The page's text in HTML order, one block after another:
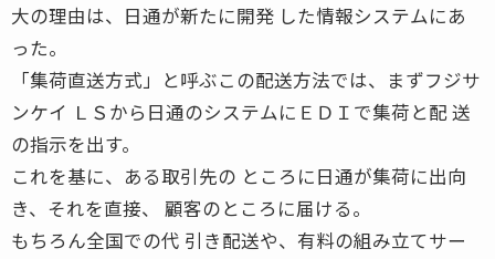
大の理由は、日通が新たに開発 した情報システムにあ
った。
「集荷直送方式」と呼ぶこの配送方法では、まずフジサ
ンケイ ＬＳから日通のシステムにＥＤＩで集荷と配 送
の指示を出す。
これを基に、ある取引先の ところに日通が集荷に出向
き、それを直接、 顧客のところに届ける。
もちろん全国での代 引き配送や、有料の組み立てサー